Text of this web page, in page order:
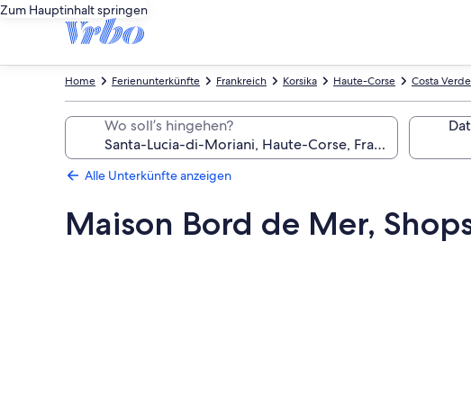
Zum Hauptinhalt springen
Costa Verde
Haute-Corse
Korsika
Frankreich
Ferienunterkünfte
Home
Wo soll’s hingehen?
Alle Unterkünfte anzeigen
Maison Bord de Mer,